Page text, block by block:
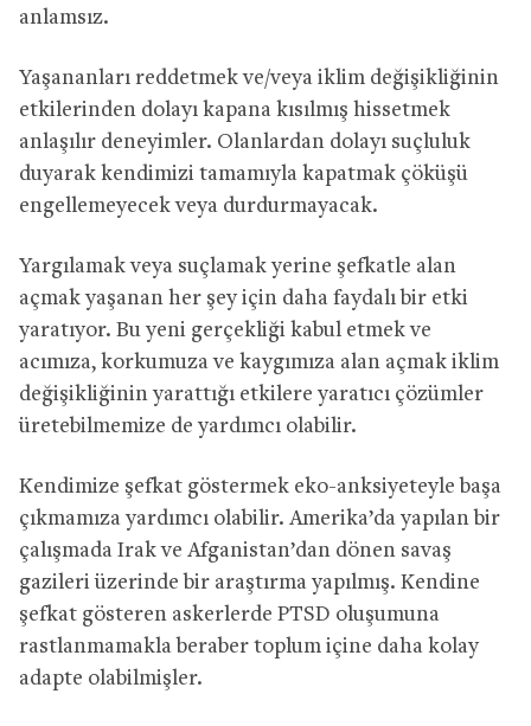
anlamsız.
Yaşananları reddetmek ve/veya iklim değişikliğinin
etkilerinden dolayı kapana kısılmış hissetmek
anlaşılır deneyimler. Olanlardan dolayı suçluluk
duyarak kendimizi tamamıyla kapatmak çöküşü
engellemeyecek veya durdurmayacak.
Yargılamak veya suçlamak yerine şefkatle alan
açmak yaşanan her şey için daha faydalı bir etki
yaratıyor. Bu yeni gerçekliği kabul etmek ve
acımıza, korkumuza ve kaygımıza alan açmak iklim
değişikliğinin yarattığı etkilere yaratıcı çözümler
üretebilmemize de yardımcı olabilir.
Kendimize şefkat göstermek eko-anksiyeteyle başa
çıkmamıza yardımcı olabilir. Amerika’da yapılan bir
çalışmada Irak ve Afganistan’dan dönen savaş
gazileri üzerinde bir araştırma yapılmış. Kendine
şefkat gösteren askerlerde PTSD oluşumuna
rastlanmamakla beraber toplum içine daha kolay
adapte olabilmişler.